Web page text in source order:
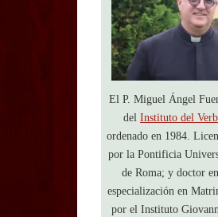
El P. Miguel Ángel
del Instituto del
ordenado en 1984.
por la Pontificia
de Roma; y doctor
especialización en
por el Instituto